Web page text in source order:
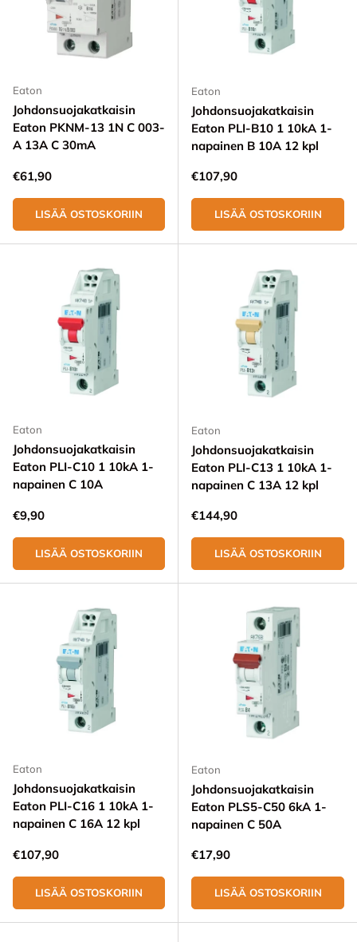
Eaton
Johdonsuojakatkaisin
Eaton PKNM-13 1N C 003-
A 13A C 30mA
Normaali hinta
€61,90
LISÄÄ OSTOSKORIIN
Eaton
Johdonsuojakatkaisin
Eaton PLI-B10 1 10kA 1-
napainen B 10A 12 kpl
Normaali hinta
€107,90
LISÄÄ OSTOSKORIIN
Eaton
Johdonsuojakatkaisin
Eaton PLI-C10 1 10kA 1-
napainen C 10A
Normaali hinta
€9,90
LISÄÄ OSTOSKORIIN
Eaton
Johdonsuojakatkaisin
Eaton PLI-C13 1 10kA 1-
napainen C 13A 12 kpl
Normaali hinta
€144,90
LISÄÄ OSTOSKORIIN
Eaton
Johdonsuojakatkaisin
Eaton PLI-C16 1 10kA 1-
napainen C 16A 12 kpl
Normaali hinta
€107,90
LISÄÄ OSTOSKORIIN
Eaton
Johdonsuojakatkaisin
Eaton PLS5-C50 6kA 1-
napainen C 50A
Normaali hinta
€17,90
LISÄÄ OSTOSKORIIN